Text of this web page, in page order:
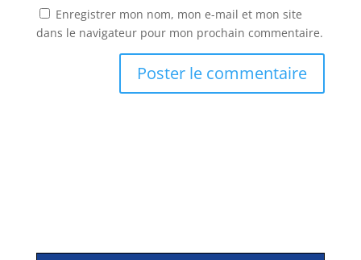
Enregistrer mon nom, mon e-mail et mon site
dans le navigateur pour mon prochain commentaire.